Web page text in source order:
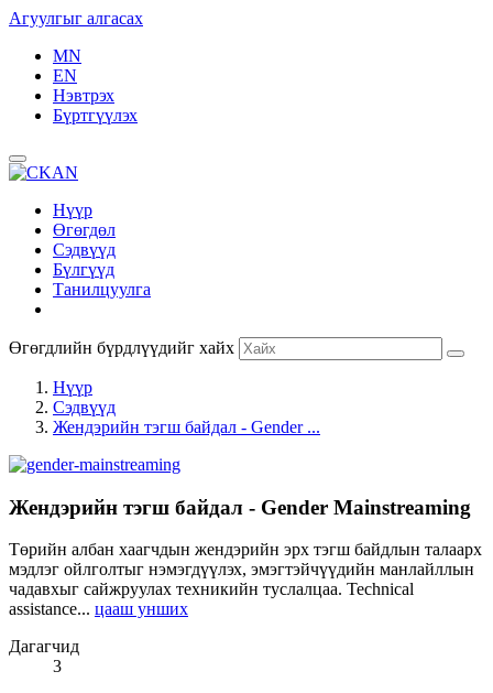
Агуулгыг алгасах
MN
EN
Нэвтрэх
Бүртгүүлэх
Нүүр
Өгөгдөл
Сэдвүүд
Бүлгүүд
Танилцуулга
Өгөгдлийн бүрдлүүдийг хайх
Нүүр
Сэдвүүд
Жендэрийн тэгш байдал - Gender ...
Жендэрийн тэгш байдал - Gender Mainstreaming
Төрийн албан хаагчдын жендэрийн эрх тэгш байдлын талаарх
мэдлэг ойлголтыг нэмэгдүүлэх, эмэгтэйчүүдийн манлайллын
чадавхыг сайжруулах техникийн туслалцаа. Technical
assistance... цааш унших
Дагагчид
3